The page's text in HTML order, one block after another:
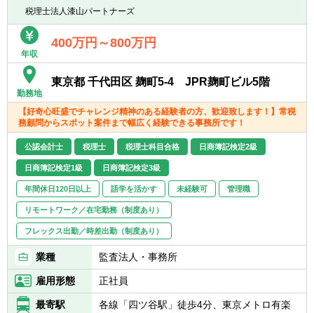
て成長を続ける、プロフェッショナルファー
ムです。現在のメンバーだけでは、コンサル
タントのサポートが回らなくなってきたため
業務と同等のレベルで仕事を受けているプロ
集団なので、財務経理のスペシャリストにな
れるだけではなく、コンサルタント＋αの経
験が積めます。
税理士法人漆山パートナーズ
年収
400万円～800万円
勤務地
東京都 千代田区 麹町5-4 JPR麹町ビル5階
【好奇心旺盛でチャレンジ精神のある経験者の方、歓迎致します！】常税
務顧問からスポット案件まで幅広く経験できる事務所です！
公認会計士 税理士 税理士科目合格 日商簿記検定2級
日商簿記検定1級 日商簿記検定3級
年間休日120日以上 語学を活かす 未経験可 管理職
リモートワーク／在宅勤務（制度あり）
フレックス出勤／時差出勤（制度あり）
業種 監査法人・事務所
雇用形態 正社員
最寄駅
各線「四ツ谷駅」徒歩4分、東京メトロ有楽